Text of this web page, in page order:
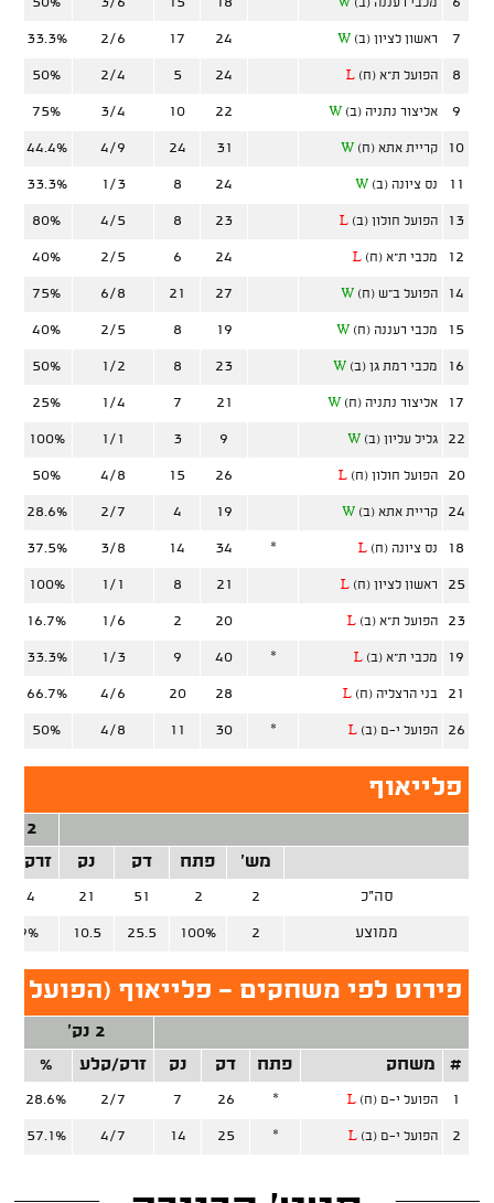
מכבי רעננה (ב) W
7 ראשון לציון (ב) W
24
17
2/6
33.3%
8 הפועל ת"א (ח) L
24
5
2/4
50%
9 אליצור נתניה (ב) W
22
10
3/4
75%
10 קריית אתא (ח) W
31
24
4/9
44.4%
11 נס ציונה (ב) W
24
8
1/3
33.3%
13 הפועל חולון (ב) L
23
8
4/5
80%
12 מכבי ת"א (ח) L
24
6
2/5
40%
14 הפועל ב"ש (ח) W
27
21
6/8
75%
15 מכבי רעננה (ח) W
19
8
2/5
40%
16 מכבי רמת גן (ב) W
23
8
1/2
50%
17 אליצור נתניה (ח) W
21
7
1/4
25%
22 גליל עליון (ב) W
9
3
1/1
100%
20 הפועל חולון (ח) L
26
15
4/8
50%
24 קריית אתא (ב) W
19
4
2/7
28.6%
18 נס ציונה (ח) L
*
34
14
3/8
37.5%
25 ראשון לציון (ח) L
21
8
1/1
100%
23 הפועל ת"א (ב) L
20
2
1/6
16.7%
19 מכבי ת"א (ב) L
*
40
9
1/3
33.3%
21 בני הרצליה (ח) L
28
20
4/6
66.7%
26 הפועל י-ם (ב) L
*
30
11
4/8
50%
פלייאוף
2 נק'
מש'
פתח דק נק זרק/
סה"כ 2
2
51
21
6/14
ממוצע 2
100%
25.5
10.5
פירוט לפי משחקים - פלייאוף (הפועל
2 נק'
#
משחק פתח דק נק זרק/קלע %
1 הפועל י-ם (ח) L
*
26
7
2/7
28.6%
2 הפועל י-ם (ב) L
*
25
14
4/7
57.1%